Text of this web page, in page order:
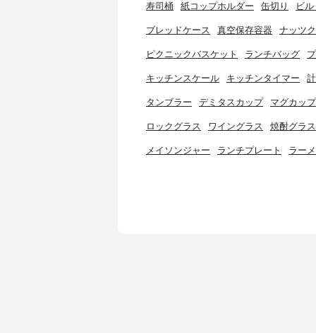
寿司桶 紙コップホルダー 缶切り ビ
ブレッドケース 真空保存容器 ナッツ
ピクニックバスケット ランチバッグ
キッチンスケール キッチンタイマー
タンブラー デミタスカップ マグカップ
ロックグラス ワイングラス 焼酎グラス
メイソンジャー ランチプレート ラー